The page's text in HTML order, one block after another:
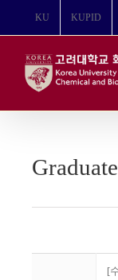
뛰
KU KUPID
[